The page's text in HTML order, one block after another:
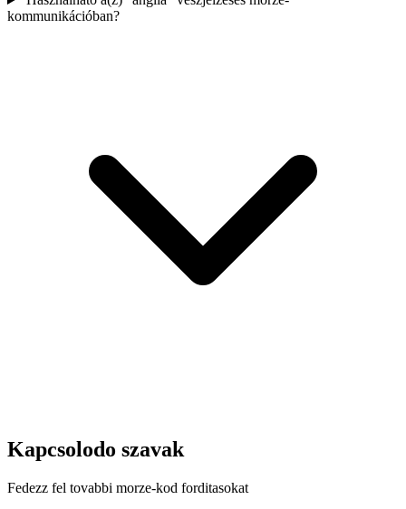
kommunikációban?
Kapcsolodo szavak
Fedezz fel tovabbi morze-kod forditasokat